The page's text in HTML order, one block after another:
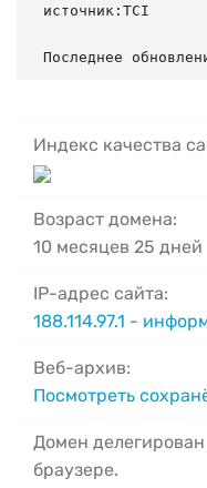
источник:TCI
Последнее
Индекс качества
Возраст домена:
10 месяцев 25 дней
IP-адрес сайта:
188.114.97.1 -
Веб-архив:
Посмотреть
Домен
браузере.